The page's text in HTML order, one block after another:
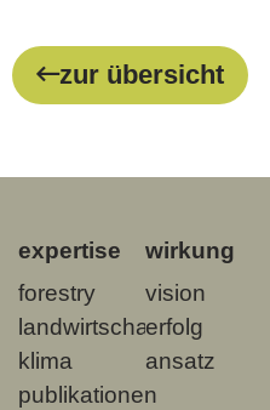
zur übersicht
expertise
forestry
landwirtschaft
klima
publikationen
wirkung
vision
erfolg
ansatz